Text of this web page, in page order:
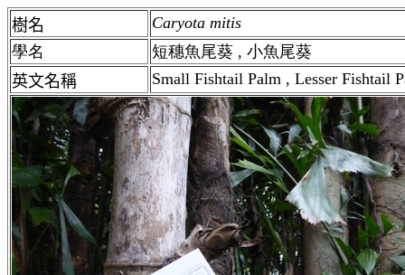
樹名
Caryota mitis
學名
短穗魚尾葵 , 小魚尾葵
英文名稱
Small Fishtail Palm , Lesser Fishtail